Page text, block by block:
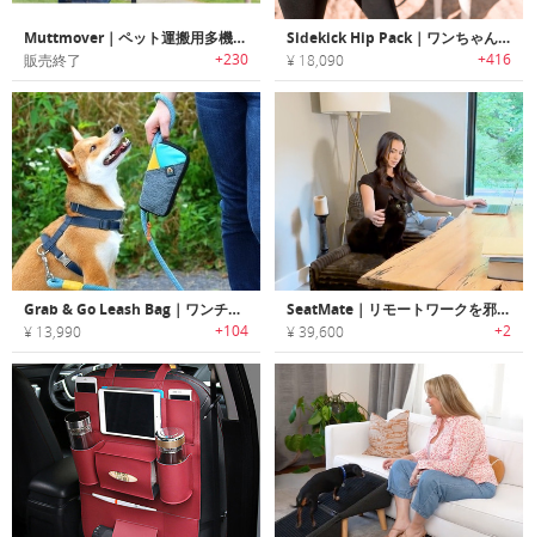
Muttmover｜ペット運搬用多機能バックパック「マットムーバー」
販売終了 +230
Sidekick Hip Pack｜ワンちゃんとのお散歩・お出かけに最適なウエストスリングバッグ「サイドキック」
¥ 18,090 +416
Grab & Go Leash Bag｜ワンチャンの散歩に必要なもの入れられるリード付きバッグ「グラブ＆ゴー」
¥ 13,990 +104
SeatMate｜リモートワークを邪魔されずペットと共に！ベット用のオフィスシート
¥ 39,600 +2